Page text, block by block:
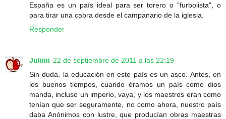
España es un país ideal para ser torero o "furbolista", o
para tirar una cabra desde el campanario de la iglesia.
Responder
Juliiiii 22 de septiembre de 2011 a las 22:19
Sin duda, la educación en este país es un asco. Antes, en
los buenos tiempos, cuando éramos un país como dios
manda, incluso un imperio, vaya, y los maestros eran como
tenían que ser seguramente, no como ahora, nuestro país
daba Anónimos con lustre, que producían obras maestras